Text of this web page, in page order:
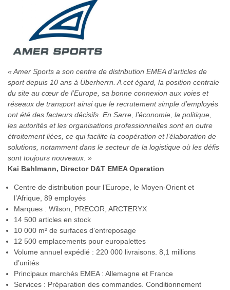
« Amer Sports a son centre de distribution EMEA d’articles de
sport depuis 10 ans à Überherrn. A cet égard, la position centrale
du site au cœur de l’Europe, sa bonne connexion aux voies et
réseaux de transport ainsi que le recrutement simple d’employés
ont été des facteurs décisifs. En Sarre, l’économie, la politique,
les autorités et les organisations professionnelles sont en outre
étroitement liées, ce qui facilite la coopération et l’élaboration de
solutions, notamment dans le secteur de la logistique où les défis
sont toujours nouveaux. »
Kai Bahlmann, Director D&T EMEA Operation
Centre de distribution pour l’Europe, le Moyen-Orient et
l’Afrique, 89 employés
Marques : Wilson, PRECOR, ARCTERYX
14 500 articles en stock
10 000 m² de surfaces d’entreposage
12 500 emplacements pour europalettes
Volume annuel expédié : 220 000 livraisons. 8,1 millions
d’unités
Principaux marchés EMEA : Allemagne et France
Services : Préparation des commandes. Conditionnement